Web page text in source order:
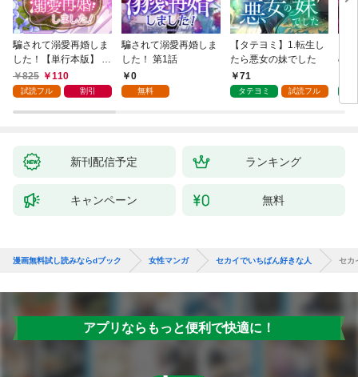
騙されて溺愛再婚しま
した！【単行本版】 1
巻825 110
試読フル 割引
騙されて溺愛再婚しま
した！ 第1話
0
無料
【タテヨミ】1.転生し
たら悪女の妹でした
71
タテヨミ 試読フル
の
新刊配信予定 ランキング
キャンペーン 無料
漫画無料試し読みならdブック 女性マンガ セカイでいちばん好きな人 セカ
アプリならもっと便利で快適に！